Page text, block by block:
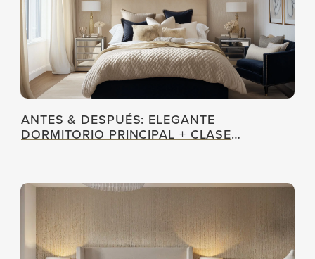
ANTES & DESPUÉS: ELEGANTE
DORMITORIO PRINCIPAL + CLASE